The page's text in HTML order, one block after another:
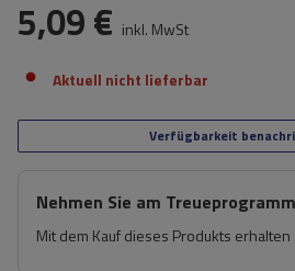
5,09 € inkl. MwSt
Aktuell nicht lieferbar
Verfügbarkeit
Nehmen Sie am
Mit dem Kauf dieses Produkts erhalten